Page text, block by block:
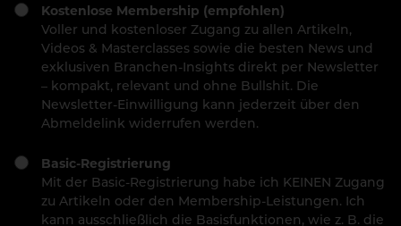
Kostenlose Membership (empfohlen)
Voller und kostenloser Zugang zu allen Artikeln,
Videos & Masterclasses sowie die besten News und
exklusiven Branchen-Insights direkt per Newsletter
– kompakt, relevant und ohne Bullshit. Die
Newsletter-Einwilligung kann jederzeit über den
Abmeldelink widerrufen werden.
Basic-Registrierung
Mit der Basic-Registrierung habe ich KEINEN Zugang
zu Artikeln oder den Membership-Leistungen. Ich
kann ausschließlich die Basisfunktionen, wie z. B. die